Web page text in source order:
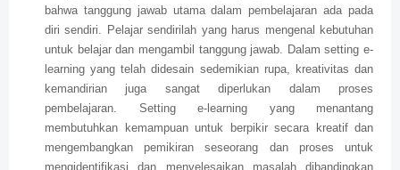
bahwa tanggung jawab utama dalam pembelajaran ada pada
diri sendiri. Pelajar sendirilah yang harus mengenal kebutuhan
untuk belajar dan mengambil tanggung jawab. Dalam setting e-
learning yang telah didesain sedemikian rupa, kreativitas dan
kemandirian juga sangat diperlukan dalam proses
pembelajaran. Setting e-learning yang menantang
membutuhkan kemampuan untuk berpikir secara kreatif dan
mengembangkan pemikiran seseorang dan proses untuk
mengidentifikasi dan menyelesaikan masalah dibandingkan